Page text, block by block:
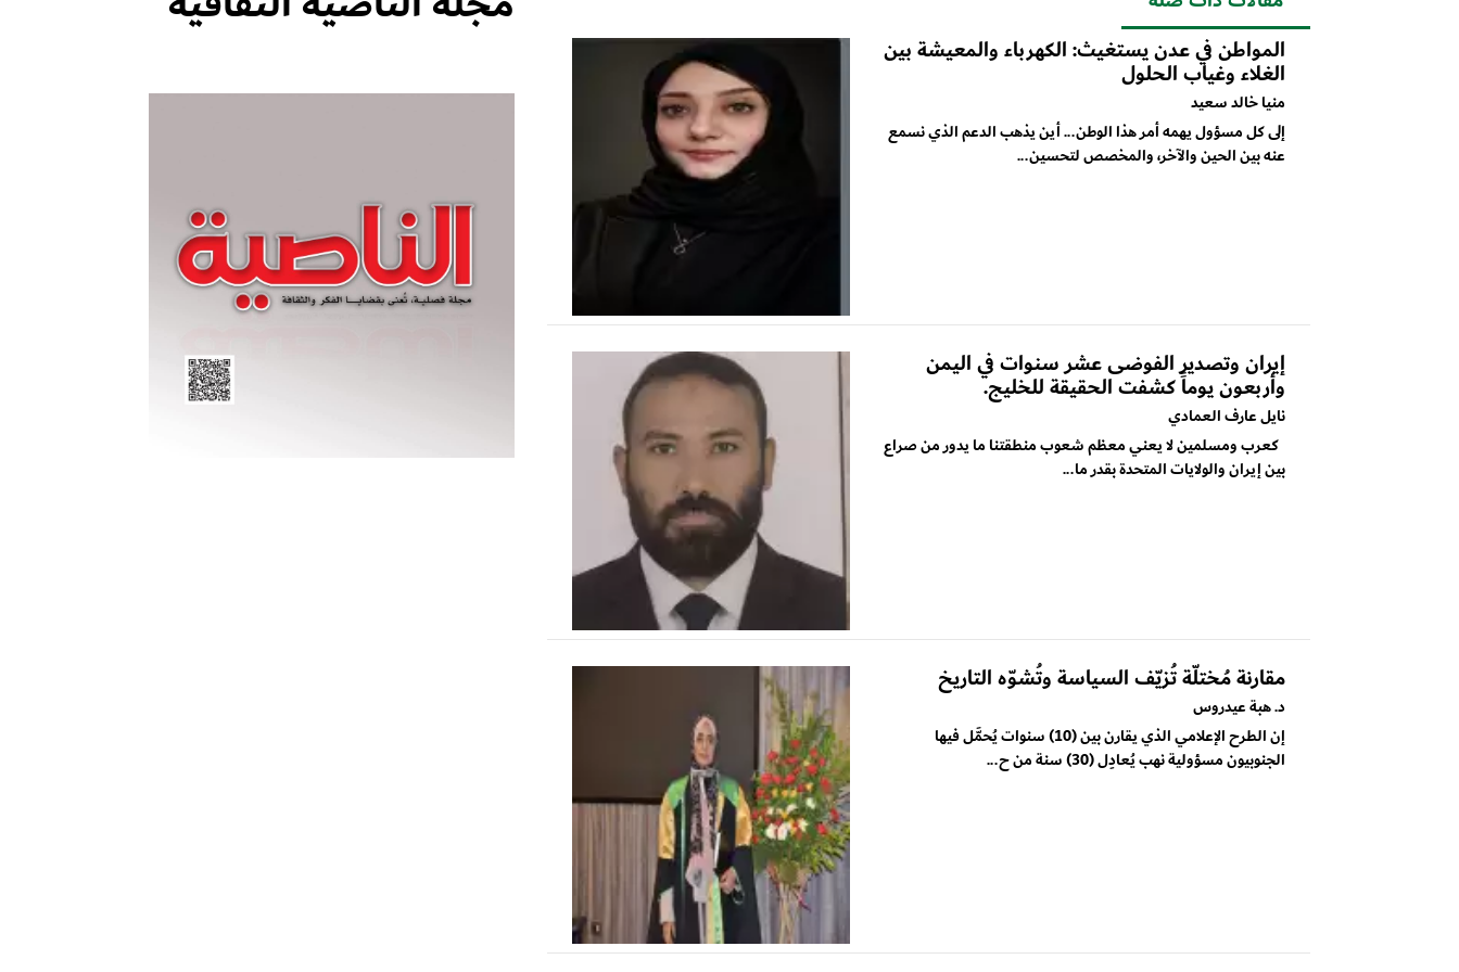
المواطن في عدن يستغيث: الكهرباء والمعيشة بين
الغلاء وغياب الحلول
منيا خالد سعيد
إلى كل مسؤول يهمه أمر هذا الوطن... أين يذهب الدعم الذي نسمع
عنه بين الحين والآخر، والمخصص لتحسين...
إيران وتصدير الفوضى عشر سنوات في اليمن
وأربعون يوماً كشفت الحقيقة للخليج.
نايل عارف العمادي
كعرب ومسلمين لا يعني معظم شعوب منطقتنا ما يدور من صراع
بين إيران والولايات المتحدة بقدر ما...
مقارنة مُختلّة تُزيّف السياسة وتُشوّه التاريخ
د. هبة عيدروس
إن الطرح الإعلامي الذي يقارن بين (10) سنوات يُحمَّل فيها
الجنوبيون مسؤولية نهب يُعادِل (30) سنة من ح...